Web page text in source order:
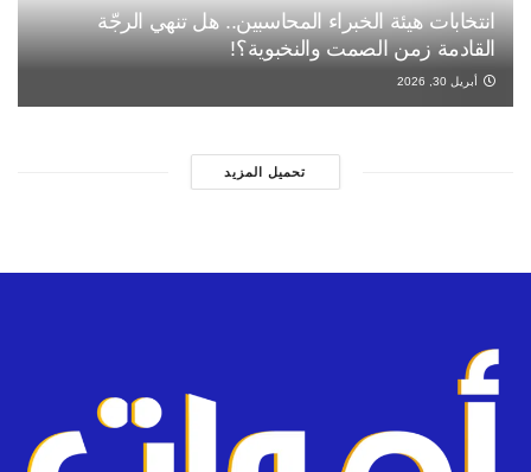
انتخابات هيئة الخبراء المحاسبين.. هل تنهي الرجّة
القادمة زمن الصمت والنخبوية؟!
أبريل 30, 2026
تحميل المزيد